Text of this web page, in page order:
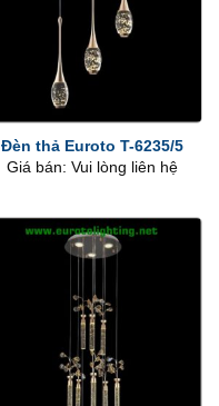
Đèn thả Euroto T-6235/5
Giá bán: Vui lòng liên hệ